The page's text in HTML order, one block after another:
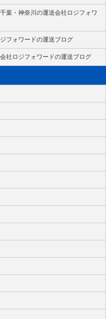
葉・神奈川の運送会社ロジフォワ
フォワードの運送ブログ
社ロジフォワードの運送ブログ